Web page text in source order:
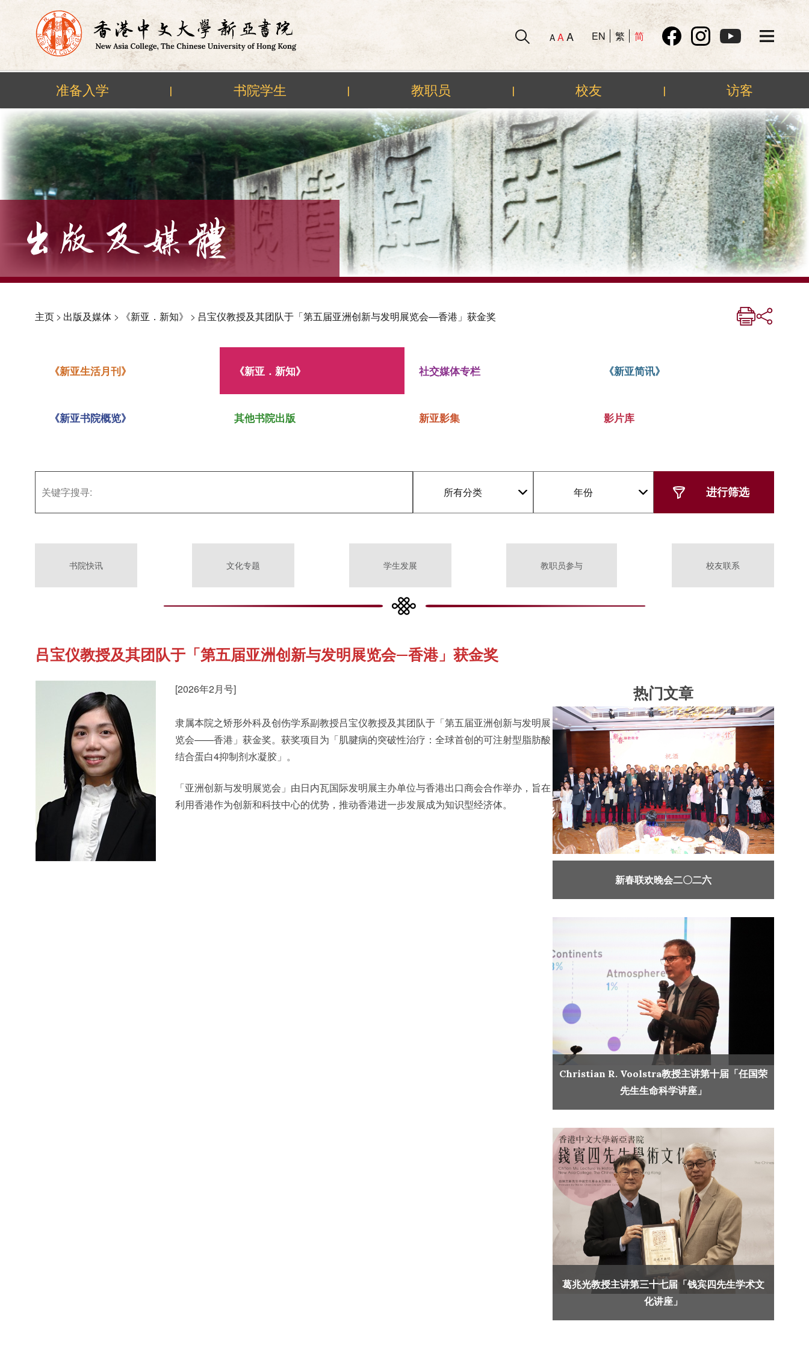
Skip
content
A AA EN 繁 简
准备入学 | 书院学生 | 教职员 | 校友 | 访客
主页> 出版及媒体 > 《新亚．新知》 > 吕宝仪教授及其团队于「第五届亚洲创新与发明展览会—香港」获金奖
《新亚生活月刊》 《新亚．新知》 社交媒体专栏 《新亚简讯》
《新亚书院概览》 其他书院出版 新亚影集 影片库
所有分类 年份
书院快讯 文化专题 学生发展 教职员参与 校友联系
吕宝仪教授及其团队于「第五届亚洲创新与发明展览会—香港」获金奖
[2026年2月号]
隶属本院之矫形外科及创伤学系副教授吕宝仪教授及其团队于「第五届亚洲创新与发明展
览会——香港」获金奖。获奖项目为「肌腱病的突破性治疗：全球首创的可注射型脂肪酸
结合蛋白4抑制剂水凝胶」。
「亚洲创新与发明展览会」由日内瓦国际发明展主办单位与香港出口商会合作举办，旨在
利用香港作为创新和科技中心的优势，推动香港进一步发展成为知识型经济体。
热门文章
新春联欢晚会二〇二六
Christian R. Voolstra教授主讲第十届「任国荣
先生生命科学讲座」
葛兆光教授主讲第三十七届「钱宾四先生学术文
化讲座」